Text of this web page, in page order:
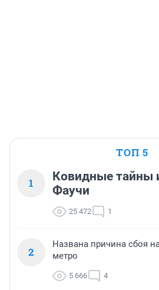
ТОП 5
1
Ковидные тайны
Фаучи
25 472 1
2
Названа причина сбоя
метро
5 666 4